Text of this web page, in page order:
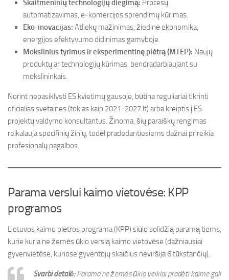
Skaitmeninių technologijų diegimą: Procesų
automatizavimas, e-komercijos sprendimų kūrimas.
Eko-inovacijas: Atliekų mažinimas, žiedinė ekonomika,
energijos efektyvumo didinimas gamyboje.
Mokslinius tyrimus ir eksperimentinę plėtrą (MTEP): Naujų
produktų ar technologijų kūrimas, bendradarbiaujant su
mokslininkais.
Norint nepasiklysti ES kvietimų gausoje, būtina reguliariai tikrinti
oficialias svetaines (tokias kaip 2021-2027.lt) arba kreiptis į ES
projektų valdymo konsultantus. Žinoma, šių paraiškų rengimas
reikalauja specifinių žinių, todėl pradedantiesiems dažnai prireikia
profesionalų pagalbos.
Parama verslui kaimo vietovėse: KPP
programos
Lietuvos kaimo plėtros programa (KPP) siūlo solidžią paramą tiems,
kurie kuria ne žemės ūkio verslą kaimo vietovėse (dažniausiai
gyvenvietėse, kuriose gyventojų skaičius neviršija 6 tūkstančių).
Svarbi detalė:Parama ne žemės ūkio veiklai pradėti kaime gali